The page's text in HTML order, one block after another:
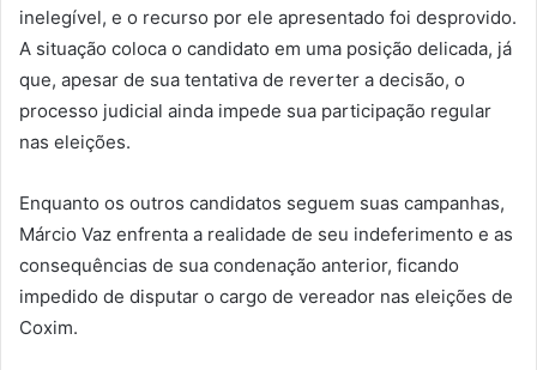
inelegível, e o recurso por ele apresentado foi desprovido.
A situação coloca o candidato em uma posição delicada, já
que, apesar de sua tentativa de reverter a decisão, o
processo judicial ainda impede sua participação regular
nas eleições.
Enquanto os outros candidatos seguem suas campanhas,
Márcio Vaz enfrenta a realidade de seu indeferimento e as
consequências de sua condenação anterior, ficando
impedido de disputar o cargo de vereador nas eleições de
Coxim.